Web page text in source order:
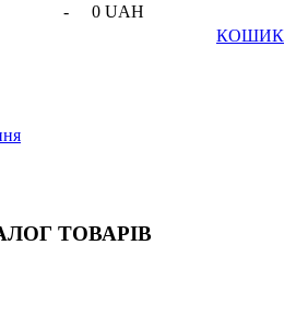
-
0 UAH
КОШИК
ТОВАРІВ